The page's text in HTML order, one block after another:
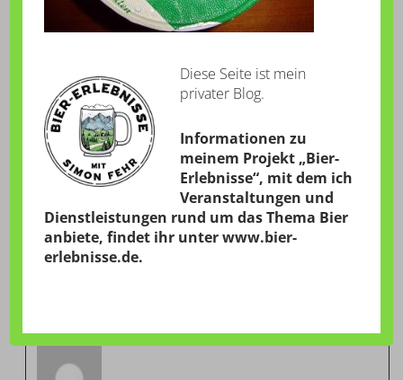
Diese Seite ist mein
privater Blog.
Informationen zu
meinem Projekt „Bier-
Erlebnisse“, mit dem ich
Veranstaltungen und
Dienstleistungen rund um das Thema Bier
anbiete, findet ihr unterwww.bier-
erlebnisse.de.